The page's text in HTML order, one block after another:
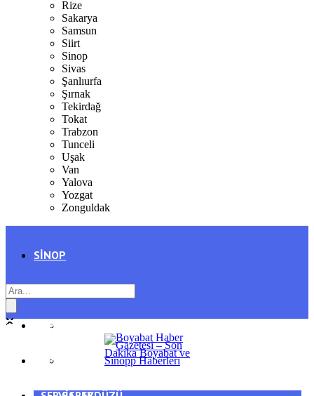
Rize
Sakarya
Samsun
Siirt
Sinop
Sivas
Şanlıurfa
Şırnak
Tekirdağ
Tokat
Trabzon
Tunceli
Uşak
Van
Yalova
Yozgat
Zonguldak
SINOP
AYANCIK
GENEL
SPOR